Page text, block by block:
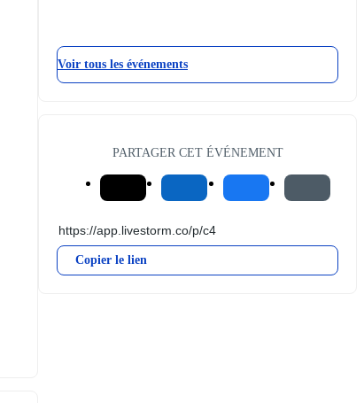
Voir tous les événements
PARTAGER CET ÉVÉNEMENT
Copier le lien